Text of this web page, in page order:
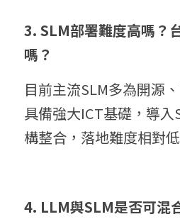
3. SLM部署難度高嗎？
嗎？
目前主流SLM多為開源
具備強大ICT基礎，導
構整合，落地難度相對低
4. LLM與SLM是否可混